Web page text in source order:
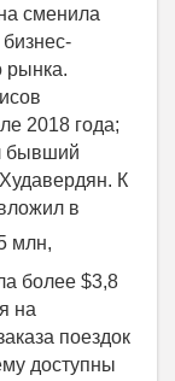
млн,
более $3,8
на
поездок
доступны